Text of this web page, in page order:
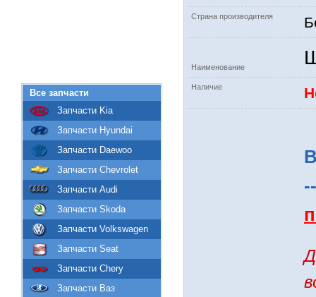
Страна производителя
Наименование
Наличие
Все запчасти
Запчасти Kia
Запчасти Hyundai
Запчасти Daewoo
Запчасти Chevrolet
Запчасти Audi
Запчасти Skoda
Запчасти Volkswagen
Запчасти Seat
Запчасти Chery
Запчасти Ваз